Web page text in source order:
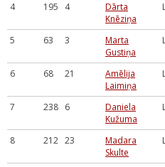
4 195 4
Dārta
Knēziņa
5 63 3
Marta
Gustiņa
6 68 21
Amēlija
Laimiņa
7 238 6
Daniela
Kužuma
8 212 23
Madara
Skulte